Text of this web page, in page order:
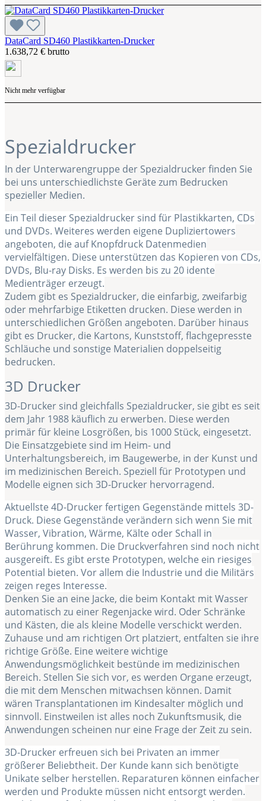
DataCard SD460 Plastikkarten-Drucker
1.638,72 € brutto
Nicht mehr verfügbar
Spezialdrucker
In der Unterwarengruppe der Spezialdrucker finden Sie
bei uns unterschiedlichste Geräte zum Bedrucken
spezieller Medien.
Ein Teil dieser Spezialdrucker sind für Plastikkarten, CDs
und DVDs. Weiteres werden eigene Dupliziertowers
angeboten, die auf Knopfdruck Datenmedien
vervielfältigen. Diese unterstützen das Kopieren von CDs,
DVDs, Blu-ray Disks. Es werden bis zu 20 idente
Medienträger erzeugt.
Zudem gibt es Spezialdrucker, die einfarbig, zweifarbig
oder mehrfarbige Etiketten drucken. Diese werden in
unterschiedlichen Größen angeboten. Darüber hinaus
gibt es Drucker, die Kartons, Kunststoff, flachgepresste
Schläuche und sonstige Materialien doppelseitig
bedrucken.
3D Drucker
3D-Drucker sind gleichfalls Spezialdrucker, sie gibt es seit
dem Jahr 1988 käuflich zu erwerben. Diese werden
primär für kleine Losgrößen, bis 1000 Stück, eingesetzt.
Die Einsatzgebiete sind im Heim- und
Unterhaltungsbereich, im Baugewerbe, in der Kunst und
im medizinischen Bereich. Speziell für Prototypen und
Modelle eignen sich 3D-Drucker hervorragend.
Aktuellste 4D-Drucker fertigen Gegenstände mittels 3D-
Druck. Diese Gegenstände verändern sich wenn Sie mit
Wasser, Vibration, Wärme, Kälte oder Schall in
Berührung kommen. Die Druckverfahren sind noch nicht
ausgereift. Es gibt erste Prototypen, welche ein riesiges
Potential bieten. Vor allem die Industrie und die Militärs
zeigen reges Interesse.
Denken Sie an eine Jacke, die beim Kontakt mit Wasser
automatisch zu einer Regenjacke wird. Oder Schränke
und Kästen, die als kleine Modelle verschickt werden.
Zuhause und am richtigen Ort platziert, entfalten sie ihre
richtige Größe. Eine weitere wichtige
Anwendungsmöglichkeit bestünde im medizinischen
Bereich. Stellen Sie sich vor, es werden Organe erzeugt,
die mit dem Menschen mitwachsen können. Damit
wären Transplantationen im Kindesalter möglich und
sinnvoll. Einstweilen ist alles noch Zukunftsmusik, die
Anwendungen scheinen nur eine Frage der Zeit zu sein.
3D-Drucker erfreuen sich bei Privaten an immer
größerer Beliebtheit. Der Kunde kann sich benötigte
Unikate selber herstellen. Reparaturen können einfacher
werden und Produkte müssen nicht entsorgt werden.